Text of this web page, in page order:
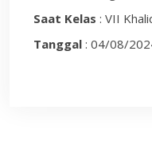
Saat Kelas : VII
Tanggal : 04/08/